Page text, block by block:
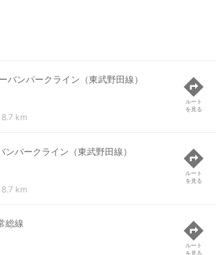
バンパークライン（東武野田線）
8.7 km
ルート
を見る
ンパークライン（東武野田線）
8.7 km
ルート
を見る
総線
ルート
を見る